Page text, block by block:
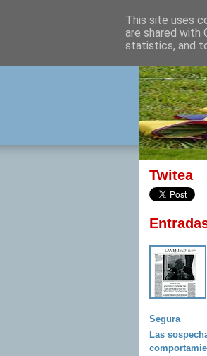
Twitea
Segura
Las
This site uses
are shared with
statistics, and